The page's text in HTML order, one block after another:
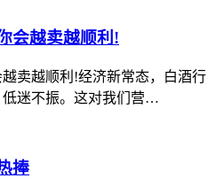
会越卖越顺利!
卖越顺利!经济新常态，白酒行
低迷不振。这对我们营…
捧